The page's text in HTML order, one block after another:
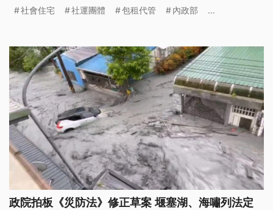
社會住宅 社運團體 包租代管 內政部 ...
政院拍板《災防法》修正草案 堰塞湖、海嘯列法定